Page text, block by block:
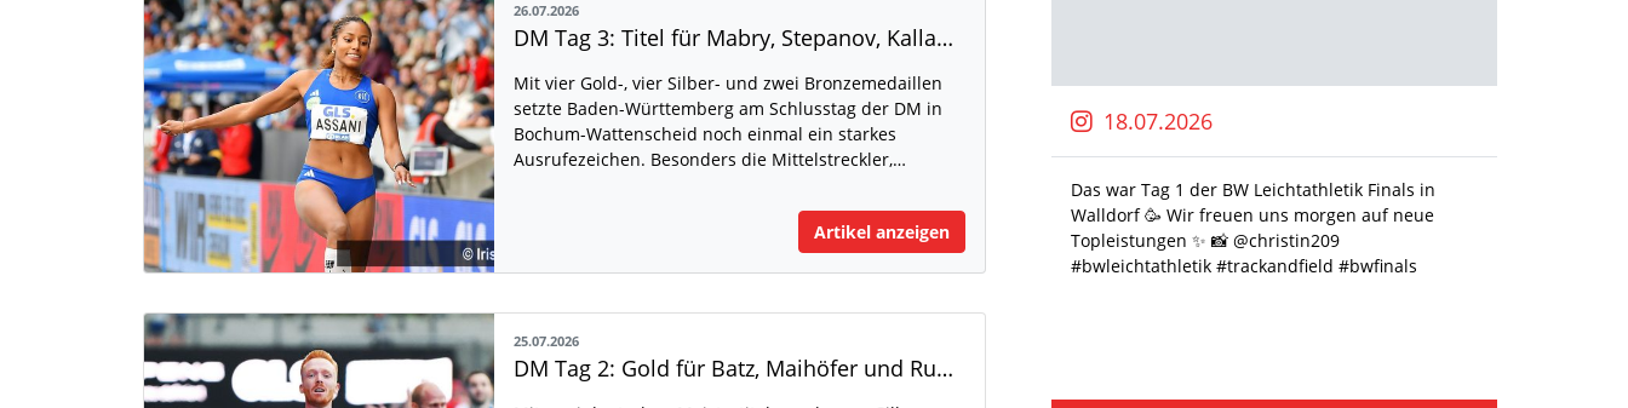
26.07.2026
DM Tag 3: Titel für Mabry, Stepanov, Kallabis und Assani
Mit vier Gold-, vier Silber- und zwei Bronzemedaillen
setzte Baden-Württemberg am Schlusstag der DM in
Bochum-Wattenscheid noch einmal ein starkes
Ausrufezeichen. Besonders die Mittelstreckler,…
Artikel anzeigen
25.07.2026
DM Tag 2: Gold für Batz, Maihöfer und Ruppert
01.06.2026
beim 2. Brixia NextGen Meeting am 31.05.2026 in
Brixen! Nach einem schwierigen Start kämpfte
Überlegenheit der Lombardei, Bayerns und des
18.07.2026
Das war Tag 1 der BW Leichtathletik Finals in
Walldorf 🥳 Wir freuen uns morgen auf neue
Topleistungen ✨️ 📸 @christin209
#bwleichtathletik #trackandfield #bwfinals